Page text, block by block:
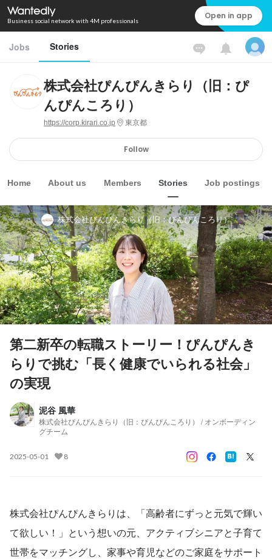
Business social network with 4M professionals Open in app
Jobs Stories
株式会社ぴんぴんきらり（旧：ぴ
んぴんころり）
https://corp.kirari.co.jp 東京都
Follow
Home About us Members Stories Job postings
株式会社ぴんぴんきらり（旧：ぴんぴんころり）
第二新卒の転職ストーリー！ぴんぴんき
らりで挑む「長く健康でいられる社会」
の実現
泥谷 風華
株式会社ぴんぴんきらり（旧：ぴんぴんころり） / オンボーディン
グチーム
2025-05-01 8
株式会社ぴんぴんきらりは、「高齢者にずっと元気で輝い
て欲しい！」という想いの元、アクティブシニアと子育て
世帯をマッチングし、家事や育児などのご家庭をサポート